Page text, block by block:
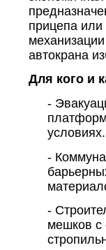
прицепа или
автокрана
Для кого и
-
условиях.
-
-
мешков с